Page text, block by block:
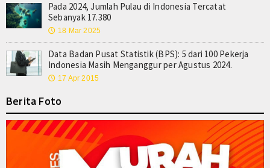
Pada 2024, Jumlah Pulau di Indonesia Tercatat
Sebanyak 17.380
🕔 18 Mar 2025
Data Badan Pusat Statistik (BPS): 5 dari 100 Pekerja
Indonesia Masih Menganggur per Agustus 2024.
🕔 17 Apr 2015
Berita Foto